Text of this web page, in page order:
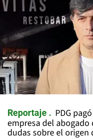
Reportaje
PDG
empresa del abogado
dudas sobre el origen